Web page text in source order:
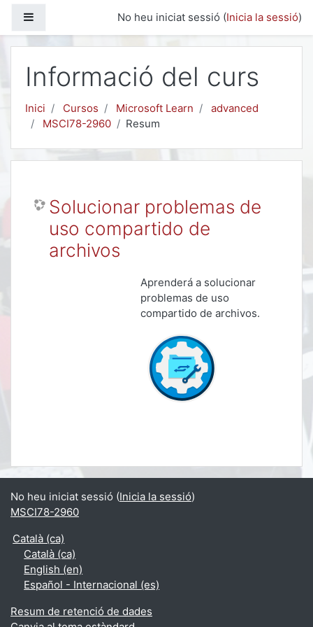
No heu iniciat sessió (Inicia la sessió)
Informació del curs
Inici Cursos Microsoft Learn
advanced
MSCI78-2960
Resum
Solucionar problemas de
uso compartido de
archivos
Aprenderá a solucionar
problemas de uso
compartido de archivos.
No heu iniciat sessió (Inicia la sessió)
MSCI78-2960
Català ‎(ca)‎
Català ‎(ca)‎
English ‎(en)‎
Español - Internacional ‎(es)‎
Resum de retenció de dades